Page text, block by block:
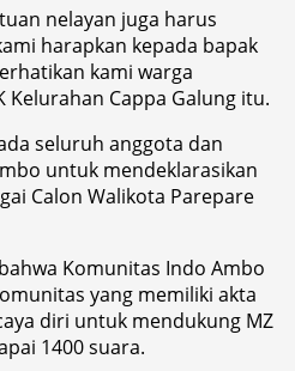
nelayan juga harus
harapkan kepada bapak
kami warga
Kelurahan Cappa Galung itu.
seluruh anggota dan
untuk mendeklarasikan
Calon Walikota Parepare
Komunitas Indo Ambo
yang memiliki akta
diri untuk mendukung MZ
1400 suara.